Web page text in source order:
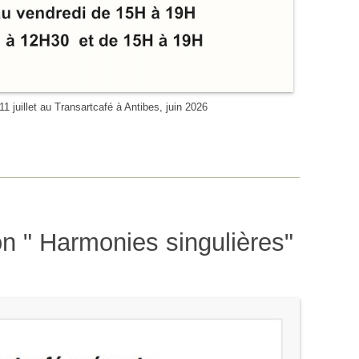
juillet au Transartcafé à Antibes, juin 2026
" Harmonies singulières"